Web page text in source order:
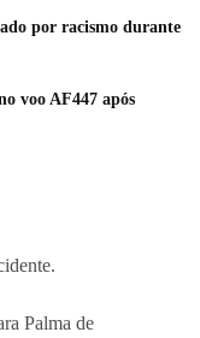
por racismo durante
voo AF447 após
Palma de